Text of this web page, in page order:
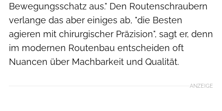
Bewegungsschatz aus." Den Routenschraubern
verlange das aber einiges ab, "die Besten
agieren mit chirurgischer Präzision", sagt er, denn
im modernen Routenbau entscheiden oft
Nuancen über Machbarkeit und Qualität.
ANZEIGE